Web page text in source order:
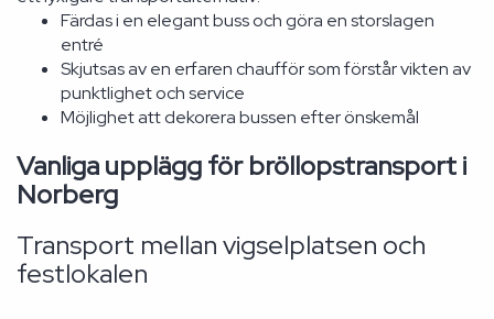
Färdas i en elegant buss och göra en storslagen
entré
Skjutsas av en erfaren chaufför som förstår vikten av
punktlighet och service
Möjlighet att dekorera bussen efter önskemål
Vanliga upplägg för bröllopstransport i
Norberg
Transport mellan vigselplatsen och
festlokalen